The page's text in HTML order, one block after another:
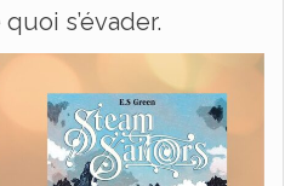
s’évader.